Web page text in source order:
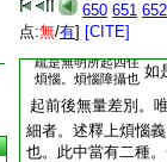
650 651 652
点:無/有] [CITE]
無知。所知障
中麁分攝也
我見
疏是無明所起四住
煩惱。煩惱障攝也 如
起前後無量差別。
細者。述釋上煩惱
也。此中當有二種